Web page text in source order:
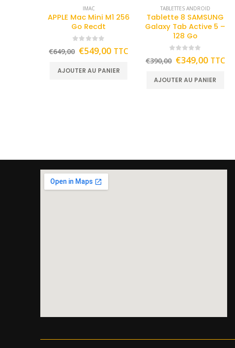
IMAC
APPLE Mac Mini M1 256
Go Recdt
€649,00 €549,00 TTC
AJOUTER AU PANIER
TABLETTES ANDROID
Tablette 8 SAMSUNG
Galaxy Tab Active 5 –
128 Go
€390,00 €349,00 TTC
AJOUTER AU PANIER